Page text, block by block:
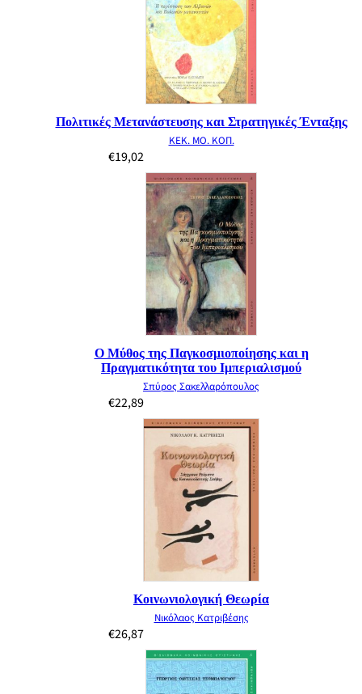
Πολιτικές Μετανάστευσης και Στρατηγικές Ένταξης
ΚΕΚ. ΜΟ. ΚΟΠ.
€19,02
Ο Μύθος της Παγκοσμιοποίησης και η
Πραγματικότητα του Ιμπεριαλισμού
Σπύρος Σακελλαρόπουλος
€22,89
Κοινωνιολογική Θεωρία
Νικόλαος Κατριβέσης
€26,87